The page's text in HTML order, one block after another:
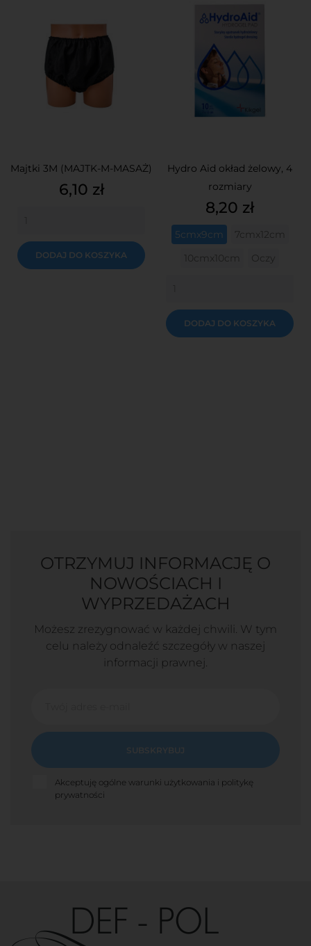
Majtki 3M (MAJTK-M-MASAŻ)
Cena
6,10 zł
DODAJ DO KOSZYKA
Hydro Aid okład żelowy, 4
rozmiary
Cena
8,20 zł
5cmx9cm
7cmx12cm
10cmx10cm
Oczy
DODAJ DO KOSZYKA
OTRZYMUJ INFORMACJĘ O
NOWOŚCIACH I
WYPRZEDAŻACH
Możesz zrezygnować w każdej chwili. W tym
celu należy odnaleźć szczegóły w naszej
informacji prawnej.
SUBSKRYBUJ
Akceptuję ogólne warunki użytkowania i politykę
prywatności